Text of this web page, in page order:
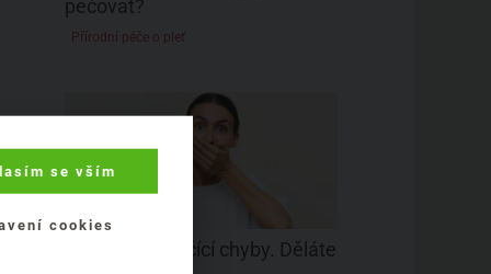
pečovat?
Přírodní péče o pleť
4 nejčastější líčící chyby. Děláte
se vším
cookies